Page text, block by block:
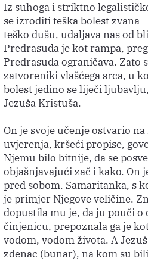
Iz suhoga i striktno
se izroditi teška bolest zvana
teško dušu, udaljava nas od
Predrasuda je kot rampa,
Predrasuda ograničava. Zato
zatvoreniki vlašćega srca, u
bolest jedino se liječi
Jezuša Kristuša.
On je svoje učenje ostvario
uvjerenja, kršeći propise,
Njemu bilo bitnije, da se
objašnjavajući zač i kako. On
pred sobom. Samaritanka, s
je primjer Njegove veličine.
dopustila mu je, da ju pouči
činjenicu, prepoznala ga je
vodom, vodom života. A
zdenac (bunar), na kom su